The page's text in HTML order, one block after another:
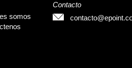
somos
Contacto